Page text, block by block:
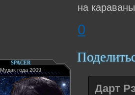
на
0
SPACER
Мудак года 2009
Дарт